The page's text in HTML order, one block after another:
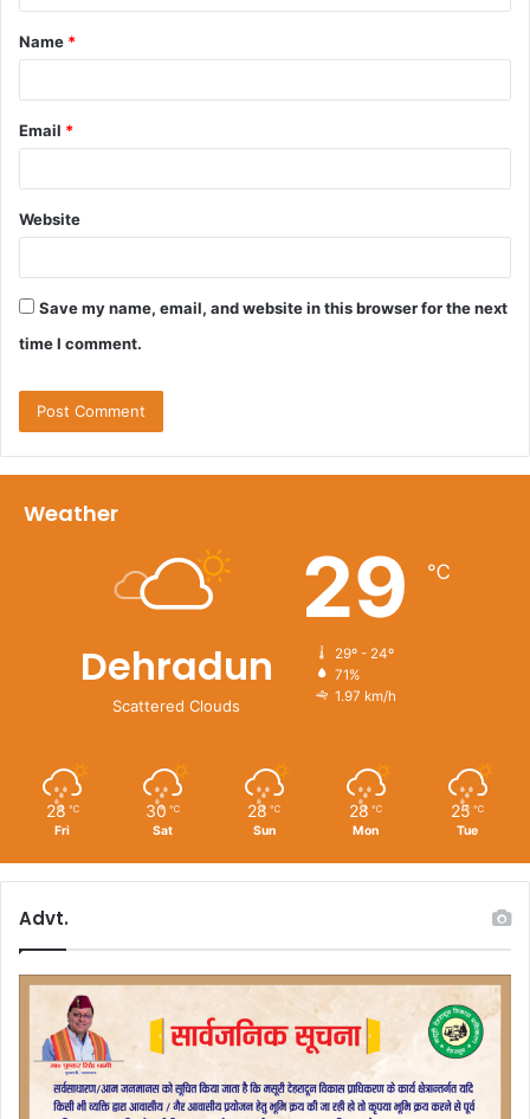
t
*
Name *
Email *
Website
Save my name, email, and website in this browser for the next
time I comment.
Weather
Dehradun
Scattered Clouds
29 ℃
29º - 24º
71%
1.97 km/h
28 ℃
Fri
30 ℃
Sat
28 ℃
Sun
28 ℃
Mon
25 ℃
Tue
Advt.